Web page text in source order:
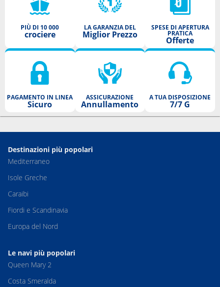
PIÙ DI 10 000
crociere
LA GARANZIA DEL
Miglior Prezzo
SPESE DI APERTURA
PRATICA
Offerte
PAGAMENTO IN LINEA
Sicuro
ASSICURAZIONE
Annullamento
A TUA DISPOSIZIONE
7/7 G
Destinazioni più popolari
Mediterraneo
Isole Greche
Caraibi
Fiordi e Scandinavia
Europa del Nord
Le navi più popolari
Queen Mary 2
Costa Smeralda